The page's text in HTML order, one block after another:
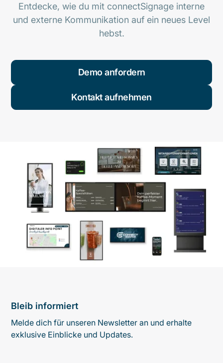
Entdecke, wie du mit connectSignage interne
und externe Kommunikation auf ein neues Level
hebst.
Demo anfordern
Kontakt aufnehmen
Bleib informiert
Melde dich für unseren Newsletter an und erhalte
exklusive Einblicke und Updates.